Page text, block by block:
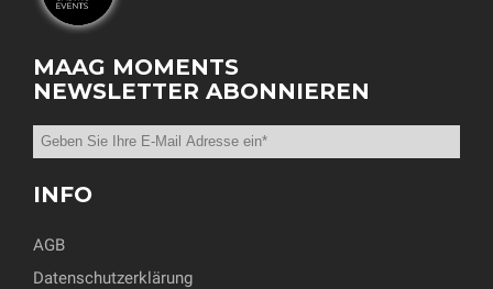
MAAG MOMENTS
NEWSLETTER ABONNIEREN
INFO
AGB
Datenschutzerklärung